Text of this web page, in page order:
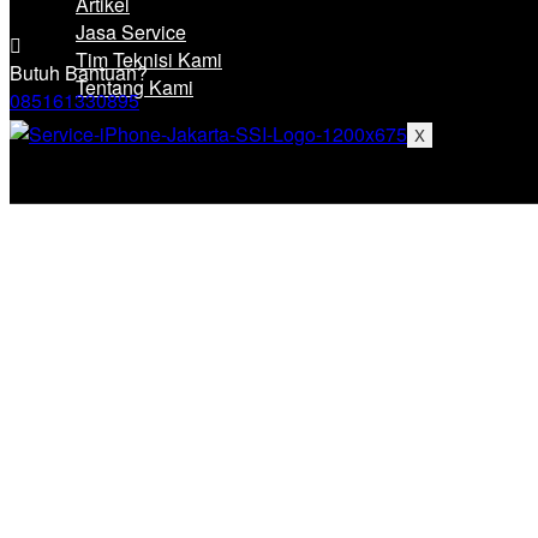
Jasa Service
Tim Teknisi Kami
Tentang Kami
X
Butuh Bantuan?
085161330895